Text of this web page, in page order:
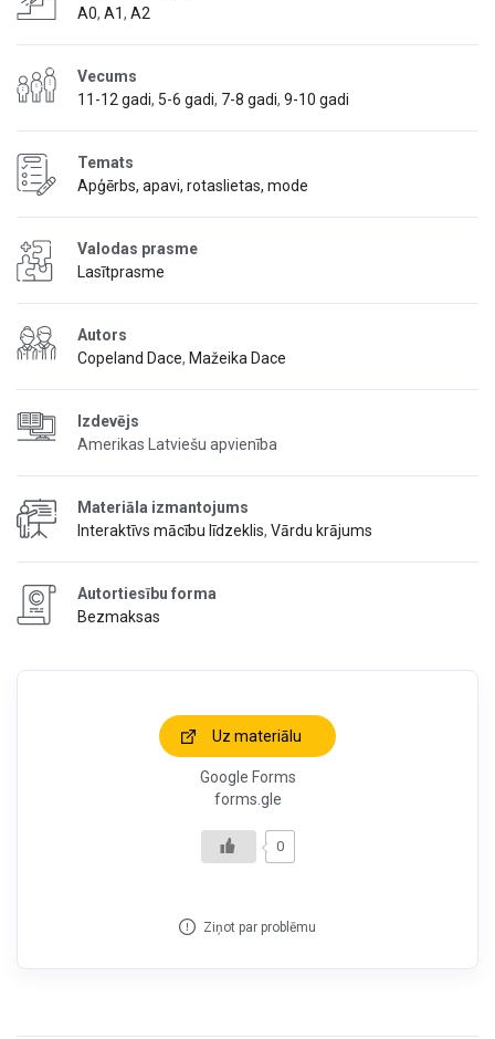
A0, A1, A2
Vecums
11-12 gadi, 5-6 gadi, 7-8 gadi, 9-10 gadi
Temats
Apģērbs, apavi, rotaslietas, mode
Valodas prasme
Lasītprasme
Autors
Copeland Dace, Mažeika Dace
Izdevējs
Amerikas Latviešu apvienība
Materiāla izmantojums
Interaktīvs mācību līdzeklis, Vārdu krājums
Autortiesību forma
Bezmaksas
Uz materiālu
Google Forms
forms.gle
0
Ziņot par problēmu